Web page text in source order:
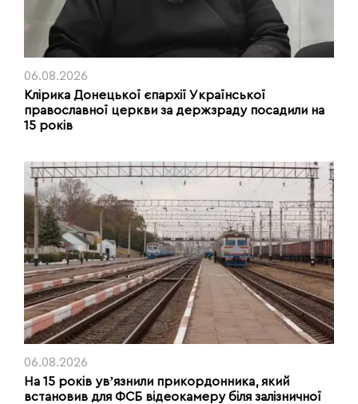
06.08.2026
Клірика Донецької єпархії Української
православної церкви за держзраду посадили на
15 років
06.08.2026
На 15 років увʼязнили прикордонника, який
встановив для ФСБ відеокамеру біля залізничної